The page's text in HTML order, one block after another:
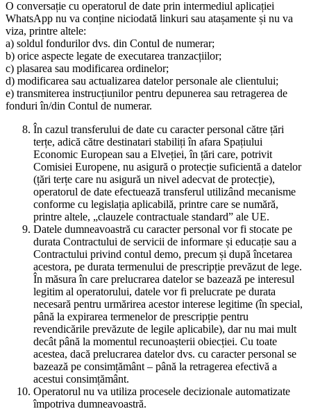
O conversație cu operatorul de date prin intermediul aplicației
WhatsApp nu va conține niciodată linkuri sau atașamente și nu va
viza, printre altele:
a) soldul fondurilor dvs. din Contul de numerar;
b) orice aspecte legate de executarea tranzacțiilor;
c) plasarea sau modificarea ordinelor;
d) modificarea sau actualizarea datelor personale ale clientului;
e) transmiterea instrucțiunilor pentru depunerea sau retragerea de
fonduri în/din Contul de numerar.
În cazul transferului de date cu caracter personal către țări
terțe, adică către destinatari stabiliți în afara Spațiului
Economic European sau a Elveției, în țări care, potrivit
Comisiei Europene, nu asigură o protecție suficientă a datelor
(țări terțe care nu asigură un nivel adecvat de protecție),
operatorul de date efectuează transferul utilizând mecanisme
conforme cu legislația aplicabilă, printre care se numără,
printre altele, „clauzele contractuale standard” ale UE.
Datele dumneavoastră cu caracter personal vor fi stocate pe
durata Contractului de servicii de informare și educație sau a
Contractului privind contul demo, precum și după încetarea
acestora, pe durata termenului de prescripție prevăzut de lege.
În măsura în care prelucrarea datelor se bazează pe interesul
legitim al operatorului, datele vor fi prelucrate pe durata
necesară pentru urmărirea acestor interese legitime (în special,
până la expirarea termenelor de prescripție pentru
revendicările prevăzute de legile aplicabile), dar nu mai mult
decât până la momentul recunoașterii obiecției. Cu toate
acestea, dacă prelucrarea datelor dvs. cu caracter personal se
bazează pe consimțământ – până la retragerea efectivă a
acestui consimțământ.
Operatorul nu va utiliza procesele decizionale automatizate
împotriva dumneavoastră.